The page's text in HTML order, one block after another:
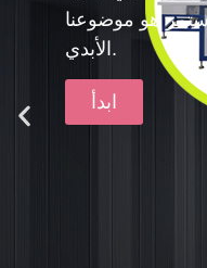
هو موضوعنا
ابدأ